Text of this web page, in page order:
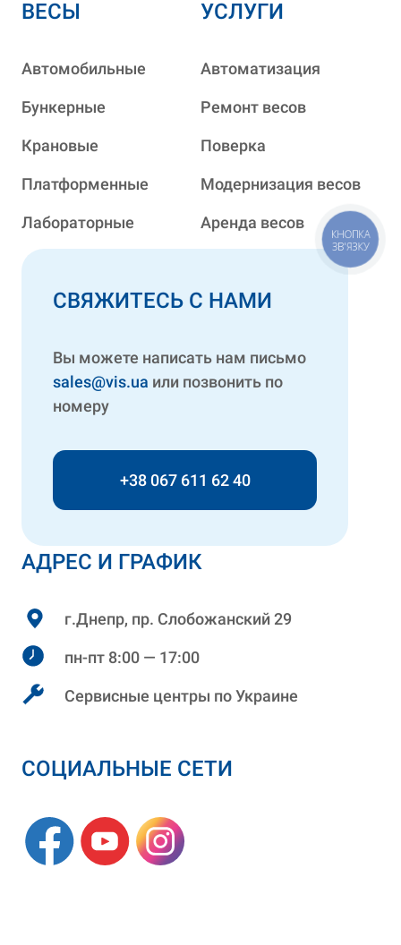
АДРЕС И ГРАФИК
г.Днепр, пр. Слобожанский 29
пн-пт 8:00 — 17:00
Сервисные центры по Украине
СОЦИАЛЬНЫЕ СЕТИ
ВЕСЫ
Автомобильные
Бункерные
Крановые
Платформенные
Лабораторные
УСЛУГИ
Автоматизация
Ремонт весов
Поверка
Модернизация весов
Аренда весов
СВЯЖИТЕСЬ С НАМИ
Вы можете написать нам письмо
sales@vis.ua или позвонить по
номеру
+38 067 611 62 40
КНОПКА
ЗВ'ЯЗКУ